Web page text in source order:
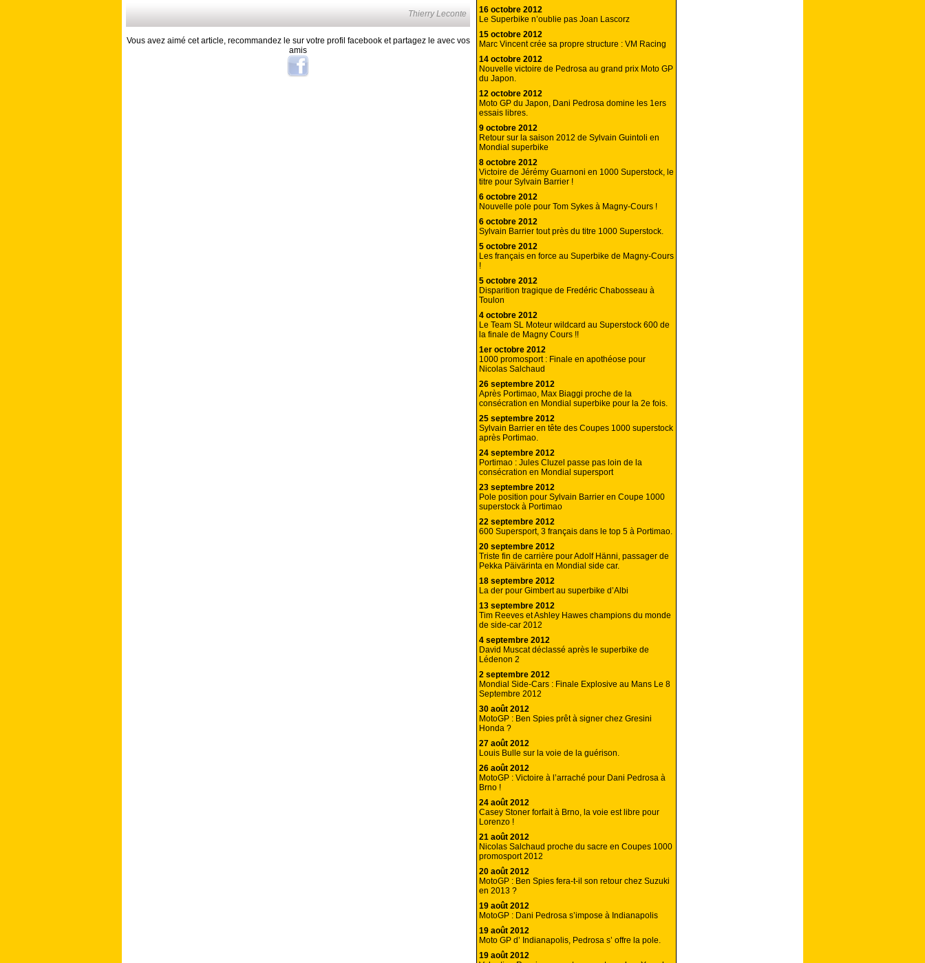
Thierry Leconte
Vous avez aimé cet article, recommandez le sur votre profil facebook et partagez le avec vos
amis
16 octobre 2012
Le Superbike n’oublie pas Joan Lascorz
15 octobre 2012
Marc Vincent crée sa propre structure : VM Racing
14 octobre 2012
Nouvelle victoire de Pedrosa au grand prix Moto GP
du Japon.
12 octobre 2012
Moto GP du Japon, Dani Pedrosa domine les 1ers
essais libres.
9 octobre 2012
Retour sur la saison 2012 de Sylvain Guintoli en
Mondial superbike
8 octobre 2012
Victoire de Jérémy Guarnoni en 1000 Superstock, le
titre pour Sylvain Barrier !
6 octobre 2012
Nouvelle pole pour Tom Sykes à Magny-Cours !
6 octobre 2012
Sylvain Barrier tout près du titre 1000 Superstock.
5 octobre 2012
Les français en force au Superbike de Magny-Cours
!
5 octobre 2012
Disparition tragique de Fredéric Chabosseau à
Toulon
4 octobre 2012
Le Team SL Moteur wildcard au Superstock 600 de
la finale de Magny Cours !!
1er octobre 2012
1000 promosport : Finale en apothéose pour
Nicolas Salchaud
26 septembre 2012
Après Portimao, Max Biaggi proche de la
consécration en Mondial superbike pour la 2e fois.
25 septembre 2012
Sylvain Barrier en tête des Coupes 1000 superstock
après Portimao.
24 septembre 2012
Portimao : Jules Cluzel passe pas loin de la
consécration en Mondial supersport
23 septembre 2012
Pole position pour Sylvain Barrier en Coupe 1000
superstock à Portimao
22 septembre 2012
600 Supersport, 3 français dans le top 5 à Portimao.
20 septembre 2012
Triste fin de carrière pour Adolf Hänni, passager de
Pekka Päivärinta en Mondial side car.
18 septembre 2012
La der pour Gimbert au superbike d’Albi
13 septembre 2012
Tim Reeves et Ashley Hawes champions du monde
de side-car 2012
4 septembre 2012
David Muscat déclassé après le superbike de
Lédenon 2
2 septembre 2012
Mondial Side-Cars : Finale Explosive au Mans Le 8
Septembre 2012
30 août 2012
MotoGP : Ben Spies prêt à signer chez Gresini
Honda ?
27 août 2012
Louis Bulle sur la voie de la guérison.
26 août 2012
MotoGP : Victoire à l’arraché pour Dani Pedrosa à
Brno !
24 août 2012
Casey Stoner forfait à Brno, la voie est libre pour
Lorenzo !
21 août 2012
Nicolas Salchaud proche du sacre en Coupes 1000
promosport 2012
20 août 2012
MotoGP : Ben Spies fera-t-il son retour chez Suzuki
en 2013 ?
19 août 2012
MotoGP : Dani Pedrosa s’impose à Indianapolis
19 août 2012
Moto GP d’ Indianapolis, Pedrosa s’ offre la pole.
19 août 2012